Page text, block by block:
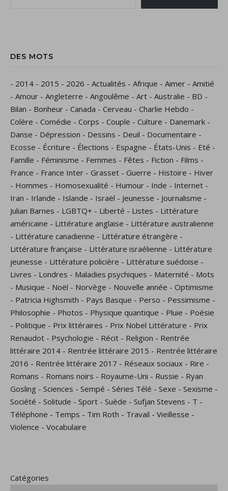
DES MOTS
- 2014 - 2015 - 2026 - Actualités - Afrique - Aimer - Amitié
- Amour - Angleterre - Angoulême - Art - Australie - BD -
Bilan - Bonheur - Canada - Cerveau - Charlie Hebdo -
Colère - Comédie - Corps - Couple - Culture - Danemark -
Danse - Dépression - Dessins - Deuil - Documentaire -
Ecosse - Écriture - Élections - Espagne - États-Unis - Eté -
Famille - Féminisme - Femmes - Fêtes - Fiction - Films -
France - France Inter - Grasset - Guerre - Histoire - Hiver
- Hommes - Homosexualité - Humour - Inde - Internet -
Iran - Irlande - Islande - Israël - Jeunesse - Journalisme -
Julian Barnes - LGBTQ+ - Liberté - Listes - Littérature
américaine - Littérature anglaise - Littérature australienne
- Littérature canadienne - Littérature étrangère -
Littérature française - Littérature israélienne - Littérature
jeunesse - Littérature policière - Littérature suédoise -
Livres - Londres - Maladies psychiques - Maternité - Mots
- Musique - Noël - Norvège - Nouvelle année - Optimisme
- Patricia Highsmith - Pays Basque - Perso - Pessimisme -
Philosophie - Photos - Physique quantique - Pluie - Poésie
- Politique - Prix littéraires - Prix Nobel Littérature - Prix
Renaudot - Psychologie - Récit - Religion - Rentrée
littéraire 2014 - Rentrée littéraire 2015 - Rentrée littéraire
2016 - Rentrée littéraire 2017 - Réseaux sociaux - Rire -
Romans - Romans noirs - Royaume-Uni - Russie - Ryan
Gosling - Sciences - Sempé - Séries Télé - Sexe - Sexisme -
Société - Solitude - Sport - Suède - Sufjan Stevens - T -
Téléphone - Temps - Tim Roth - Travail - Vieillesse -
Violence - Vocabulaire
Catégories